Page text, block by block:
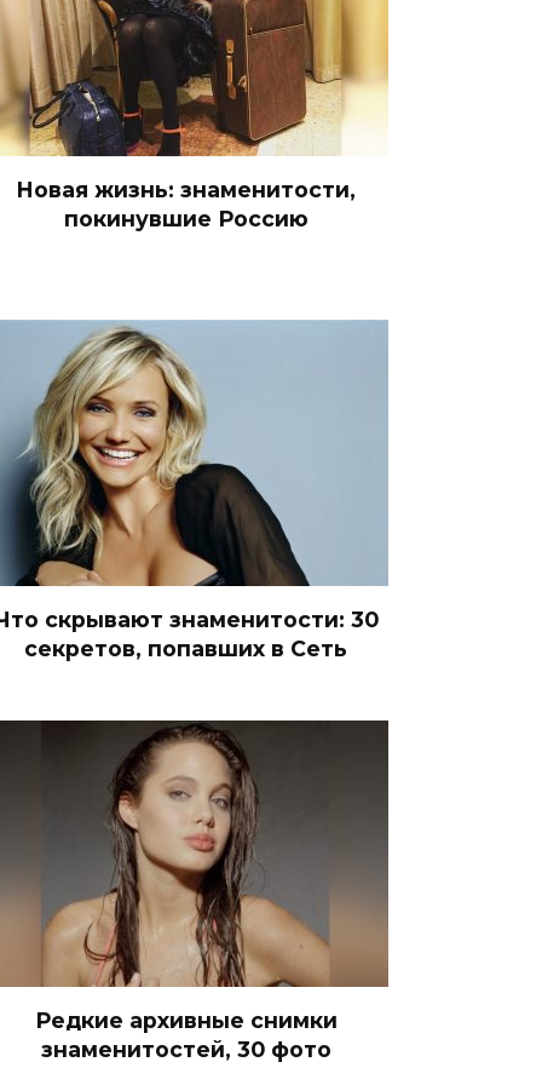
Новая жизнь: знаменитости,
покинувшие Россию
скрывают знаменитости: 30
секретов, попавших в Сеть
Редкие архивные снимки
знаменитостей, 30 фото